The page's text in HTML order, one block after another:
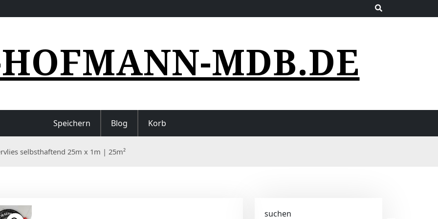
MDB.DE
Speichern Blog Korb
selbsthaftend 25m x 1m | 25m²
suchen